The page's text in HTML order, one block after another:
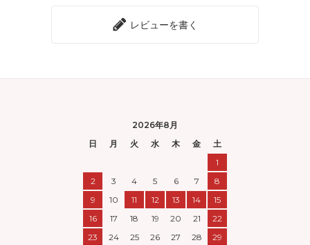
レビューを書く
2026年8月
日
月 火 水 木 金
土
1
2
3 4 5 6 7
8
9
10 11 12 13 14
15
16
17 18 19 20 21
22
23
24 25 26 27 28
29